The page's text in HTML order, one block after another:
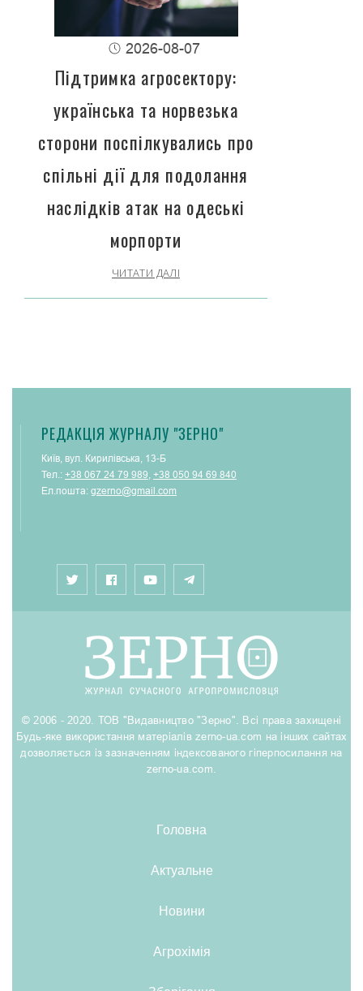
2026-08-07
Підтримка агросектору:
українська та норвезька
сторони поспілкувались про
спільні дії для подолання
наслідків атак на одеські
морпорти
ЧИТАТИ ДАЛІ
РЕДАКЦІЯ ЖУРНАЛУ "ЗЕРНО"
Київ, вул. Кирилівська, 13-Б
Тел.: +38 067 24 79 989 +38 050 94 69 840
Ел.пошта: gzerno@gmail.com
© 2006 - 2020. ТОВ "Видавництво "Зерно". Всі права захищені
Будь-яке використання матеріалів zerno-ua.com на інших сайтах
дозволяється із зазначенням індексованого гіперпосилання на
zerno-ua.com.
Головна
Актуальне
Новини
Агрохімія